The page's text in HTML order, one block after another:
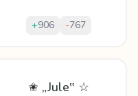
+906 -767
✬ „Jule‟ ☆